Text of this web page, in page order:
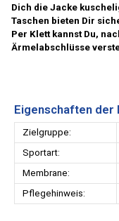
Dich die Jacke
Taschen bieten Dir
Per Klett kannst Du,
Ärmelabschlüsse
Zielgruppe:
Sportart:
Membrane:
Pflegehinweis: